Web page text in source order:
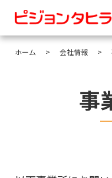
ホーム 会社情報
事